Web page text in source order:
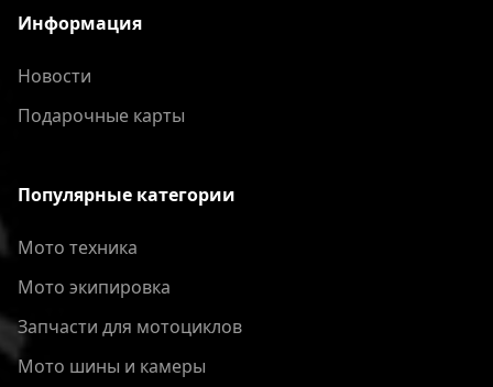
Информация
Новости
Подарочные карты
Популярные категории
Мото техника
Мото экипировка
Запчасти для мотоциклов
Мото шины и камеры